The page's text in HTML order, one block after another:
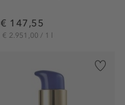
€ 147,55
€ 2.951,00 / 1 l